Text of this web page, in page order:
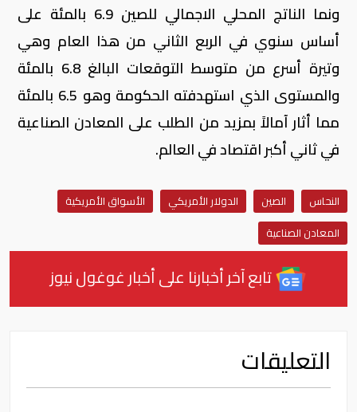
ونما الناتج المحلي الاجمالي للصين 6.9 بالمئة على
أساس سنوي في الربع الثاني من هذا العام وهي
وتيرة أسرع من متوسط التوقعات البالغ 6.8 بالمئة
والمستوى الذي استهدفته الحكومة وهو 6.5 بالمئة
مما أثار آمالاً بمزيد من الطلب على المعادن الصناعية
في ثاني أكبر اقتصاد في العالم.
النحاس الصين الدولار الأمريكي
الأسواق الأمريكية
المعادن الصناعية
تابع آخر أخبارنا على أخبار غوغول نيوز
التعليقات